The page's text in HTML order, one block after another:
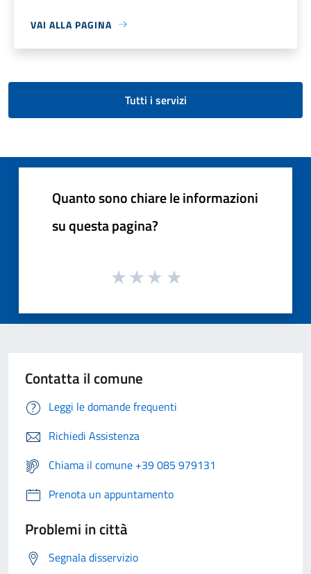
VAI ALLA PAGINA
Tutti i servizi
Quanto sono chiare le informazioni
su questa pagina?
Contatta il comune
Leggi le domande frequenti
Richiedi Assistenza
Chiama il comune +39 085 979131
Prenota un appuntamento
Problemi in città
Segnala disservizio